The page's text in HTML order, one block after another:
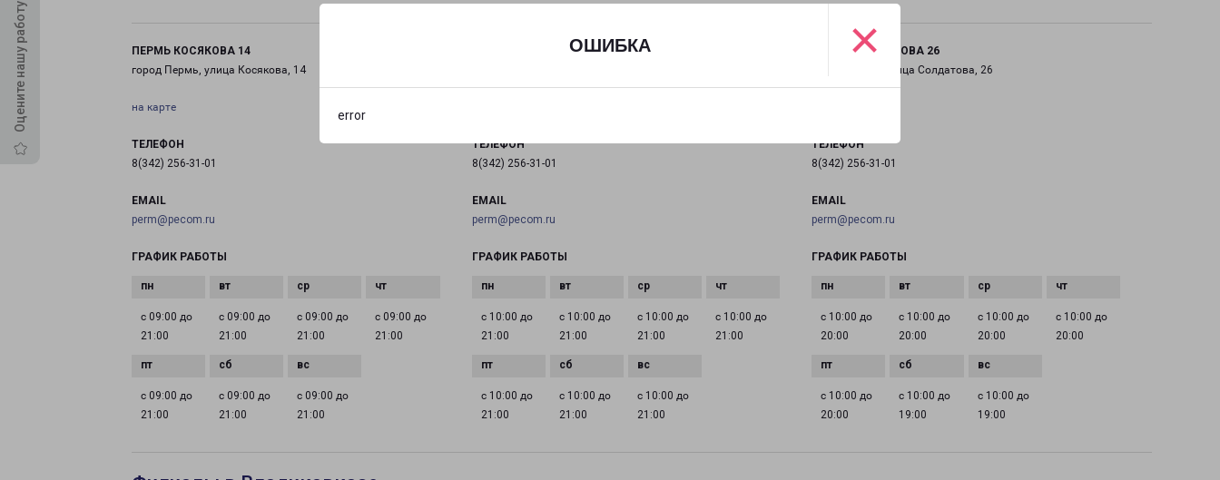
ОШИБКА
error
×
Оцените нашу работу
ПЕРМЬ КОСЯКОВА 14
город Пермь, улица Косякова, 14
на карте
ТЕЛЕФОН
8(342) 256-31-01
EMAIL
perm@pecom.ru
ГРАФИК РАБОТЫ
с 09:00 до
21:00
с 09:00 до
21:00
с 09:00 до
21:00
с 09:00 до
21:00
с 09:00 до
21:00
с 09:00 до
21:00
с 09:00 до
21:00
ТЕЛЕФОН
8(342) 256-31-01
EMAIL
perm@pecom.ru
ГРАФИК РАБОТЫ
с 10:00 до
21:00
с 10:00 до
21:00
с 10:00 до
21:00
с 10:00 до
21:00
с 10:00 до
21:00
с 10:00 до
21:00
с 10:00 до
21:00
ПЕРМЬ СОЛДАТОВА 26
город Пермь, улица Солдатова, 26
ТЕЛЕФОН
8(342) 256-31-01
EMAIL
perm@pecom.ru
ГРАФИК РАБОТЫ
с 10:00 до
20:00
с 10:00 до
20:00
с 10:00 до
20:00
с 10:00 до
20:00
с 10:00 до
20:00
с 10:00 до
19:00
с 10:00 до
19:00